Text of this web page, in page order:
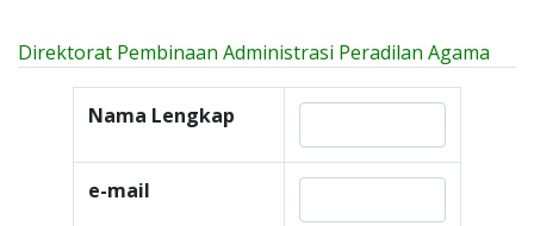
Direktorat Pembinaan Administrasi Peradilan Agama
Nama Lengkap
e-mail